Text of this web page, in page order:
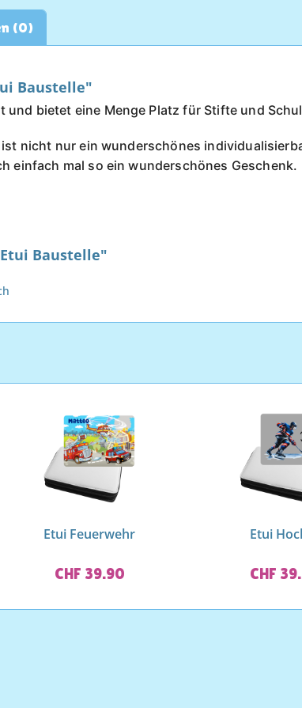
(0)
Baustelle"
und bietet eine Menge Platz für Stifte und
nicht nur ein wunderschönes
einfach mal so ein wunderschönes Geschenk.
Baustelle"
Etui Feuerwehr
CHF 39.90
Etui
CHF